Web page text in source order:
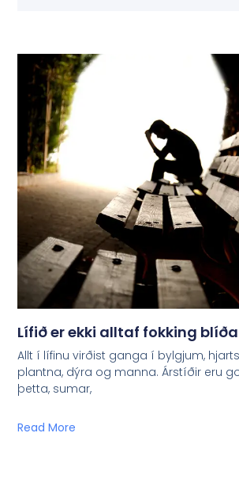
Lífið er ekki alltaf fokking blíða
Allt í lífinu virðist ganga í bylgjum,
plantna, dýra og manna. Árstíðir eru
þetta, sumar,
Read More